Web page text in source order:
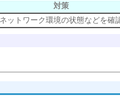
対策
ットワーク環境の状態などを確